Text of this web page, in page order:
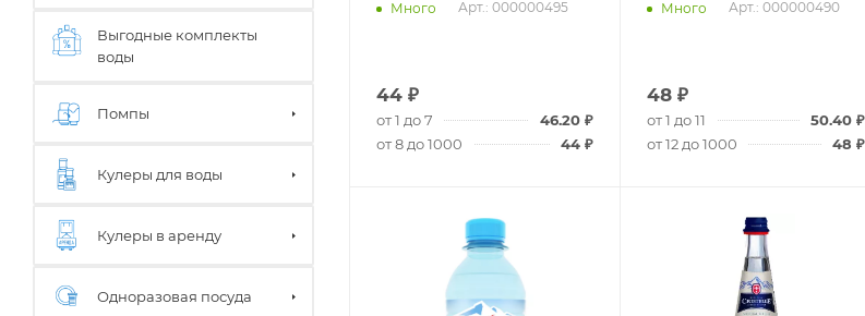
Много Арт.: 000000495
44 ₽
от 1 до 7 46.20 ₽
от 8 до 1000
44 ₽
Много Арт.: 000000490
48 ₽
от 1 до 11 50.40₽
от 12 до 1000
48 ₽
Выгодные комплекты
воды
Помпы
Кулеры для воды
Кулеры в аренду
Одноразовая посуда